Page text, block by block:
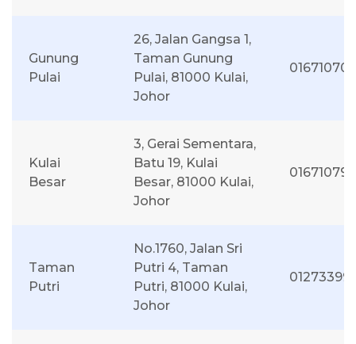
Gunung
Pulai
26, Jalan Gangsa 1,
Taman Gunung
Pulai, 81000 Kulai,
Johor
Kulai
Besar
3, Gerai Sementara,
Batu 19, Kulai
Besar, 81000 Kulai,
Johor
Taman
Putri
No.1760, Jalan Sri
Putri 4, Taman
Putri, 81000 Kulai,
Johor